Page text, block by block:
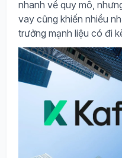
nhanh về quy mô,
vay cũng khiến nhiều
trưởng mạnh liệu có đi